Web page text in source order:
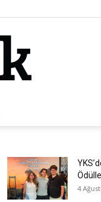
4